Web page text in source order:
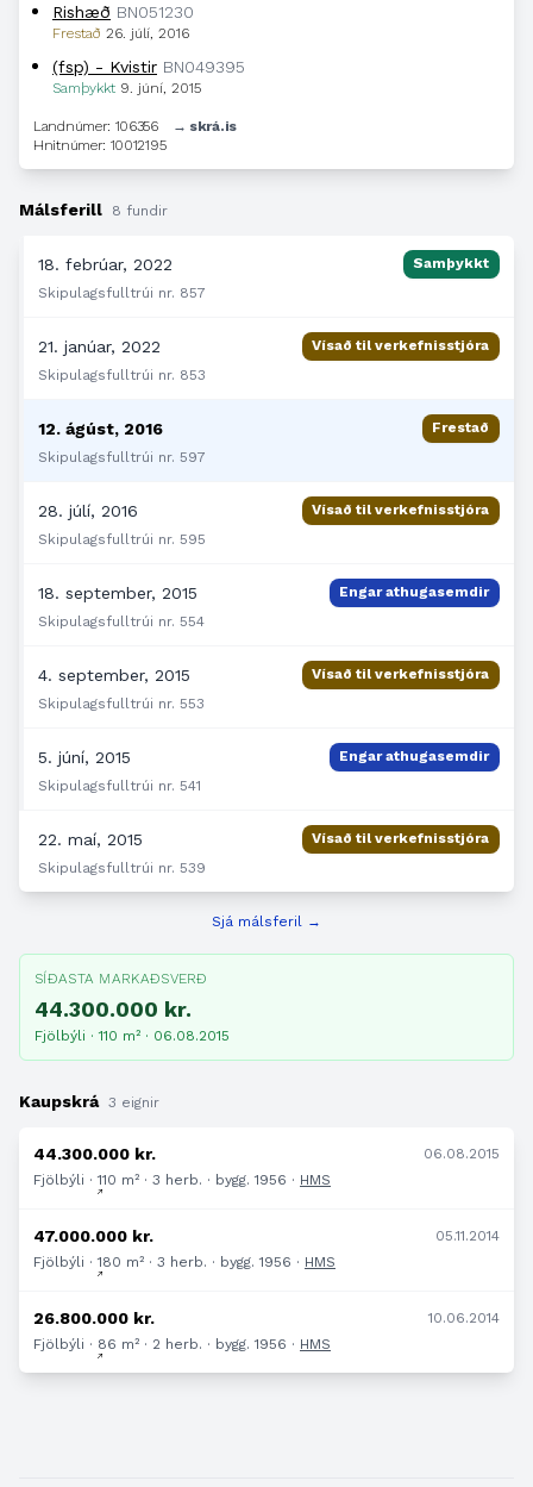
Rishæð BN051230
Frestað 26. júlí, 2016
(fsp) - Kvistir BN049395
Samþykkt 9. júní, 2015
Landnúmer: 106356
→ skrá.is
Hnitnúmer: 10012195
Málsferill 8 fundir
18. febrúar, 2022
Samþykkt
Skipulagsfulltrúi nr. 857
21. janúar, 2022
Vísað til verkefnisstjóra
Skipulagsfulltrúi nr. 853
12. ágúst, 2016
Frestað
Skipulagsfulltrúi nr. 597
28. júlí, 2016
Vísað til verkefnisstjóra
Skipulagsfulltrúi nr. 595
18. september, 2015
Engar athugasemdir
Skipulagsfulltrúi nr. 554
4. september, 2015
Vísað til verkefnisstjóra
Skipulagsfulltrúi nr. 553
5. júní, 2015
Engar athugasemdir
Skipulagsfulltrúi nr. 541
22. maí, 2015
Vísað til verkefnisstjóra
Skipulagsfulltrúi nr. 539
Sjá málsferil →
SÍÐASTA MARKAÐSVERÐ
44.300.000 kr.
Fjölbýli · 110 m² · 06.08.2015
Kaupskrá 3 eignir
44.300.000 kr.
06.08.2015
Fjölbýli · 110 m² · 3 herb. · bygg. 1956 · HMS
47.000.000 kr.
05.11.2014
Fjölbýli · 180 m² · 3 herb. · bygg. 1956 · HMS
26.800.000 kr.
10.06.2014
Fjölbýli · 86 m² · 2 herb. · bygg. 1956 · HMS